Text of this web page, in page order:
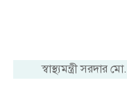
স্বাস্থ্যমন্ত্রী সরদার